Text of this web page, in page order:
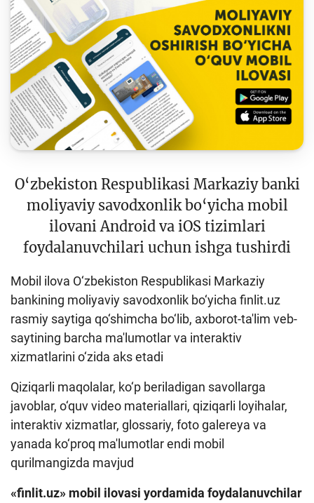
Keys-chempionat
Treninglar va seminarlar
Finlit.uz yangiliklari
OAVda loyihalar
O'quv kurslari
Interaktiv xizmatlar
Fotogalereya
Loyiha haqida
Kengaytirilgan qidiruv
Sayt xaritasi
O‘zbekiston Respublikasi Markaziy banki
moliyaviy savodxonlik bo‘yicha mobil
ilovani Android va iOS tizimlari
foydalanuvchilari uchun ishga tushirdi
Mobil ilova O‘zbekiston Respublikasi Markaziy
bankining moliyaviy savodxonlik bo‘yicha finlit.uz
rasmiy saytiga qo‘shimcha bo‘lib, axborot-ta'lim veb-
saytining barcha ma'lumotlar va interaktiv
xizmatlarini o‘zida aks etadi
Qiziqarli maqolalar, ko‘p beriladigan savollarga
javoblar, o‘quv video materiallari, qiziqarli loyihalar,
interaktiv xizmatlar, glossariy, foto galereya va
yanada ko‘proq ma'lumotlar endi mobil
qurilmangizda mavjud
«finlit.uz» mobil ilovasi yordamida foydalanuvchilar